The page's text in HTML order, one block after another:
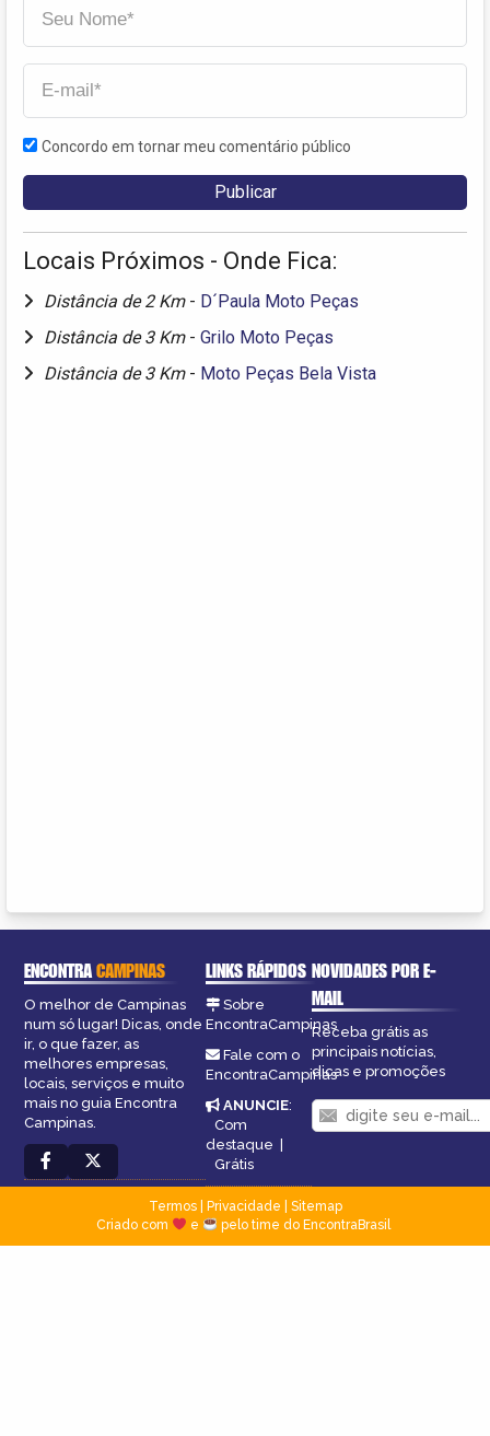
Concordo em tornar meu comentário público
Locais Próximos - Onde Fica:
Distância de 2 Km - D´Paula Moto Peças
Distância de 3 Km - Grilo Moto Peças
Distância de 3 Km - Moto Peças Bela Vista
ENCONTRACAMPINAS
O melhor de Campinas
num só lugar! Dicas, onde
ir, o que fazer, as
melhores empresas,
locais, serviços e muito
mais no guia Encontra
Campinas.
LINKS RÁPIDOS
Sobre
EncontraCampinas
Fale com o
EncontraCampinas
ANUNCIE:
Com
destaque |
Grátis
NOVIDADES POR E-
MAIL
Receba grátis as
principais notícias,
dicas e promoções
Termos| Privacidade
Sitemap
Criado com
e pelo time do EncontraBrasil